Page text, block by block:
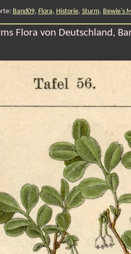
Band09, Flora, Historie, Sturm, Bewie's
Flora von Deutschland,